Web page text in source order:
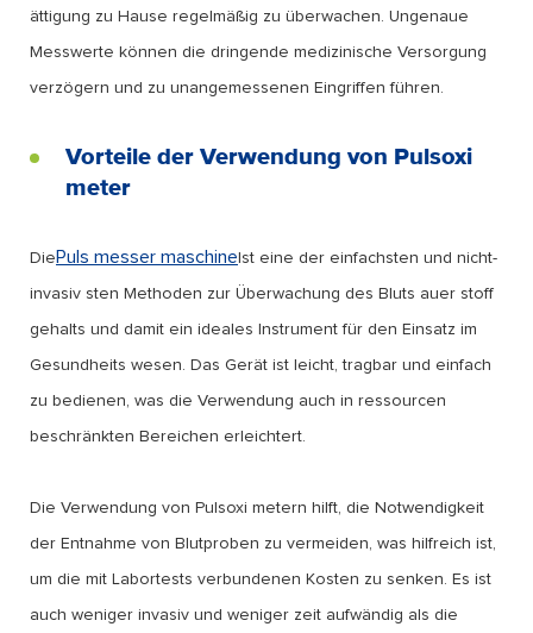
ättigung zu Hause regelmäßig zu überwachen. Ungenaue
Messwerte können die dringende medizinische Versorgung
verzögern und zu unangemessenen Eingriffen führen.
Vorteile der Verwendung von Pulsoxi
meter
Die Puls messer maschine Ist eine der einfachsten und nicht-
invasiv sten Methoden zur Überwachung des Bluts auer stoff
gehalts und damit ein ideales Instrument für den Einsatz im
Gesundheits wesen. Das Gerät ist leicht, tragbar und einfach
zu bedienen, was die Verwendung auch in ressourcen
beschränkten Bereichen erleichtert.
Die Verwendung von Pulsoxi metern hilft, die Notwendigkeit
der Entnahme von Blutproben zu vermeiden, was hilfreich ist,
um die mit Labortests verbundenen Kosten zu senken. Es ist
auch weniger invasiv und weniger zeit aufwändig als die